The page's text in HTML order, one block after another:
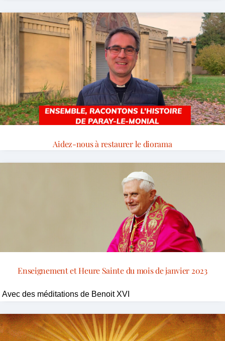
Aidez-nous à restaurer le diorama
Enseignement et Heure Sainte du mois de janvier 2023
Avec des méditations de Benoit XVI